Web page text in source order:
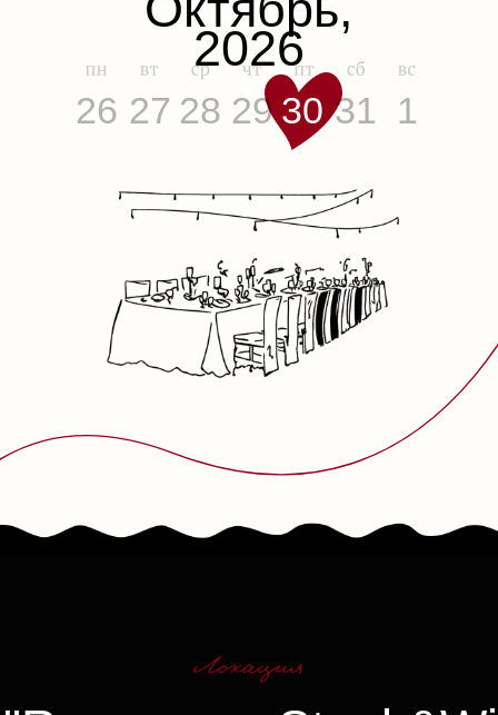
"Romanovo Steak&Wine"
BANQUET HALL
Программа
Сбор
Праздничный